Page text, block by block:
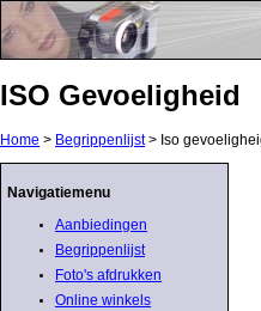
ISO Gevoeligheid
Home > Begrippenlijst> Iso
Navigatiemenu
Aanbiedingen
Begrippenlijst
Foto's afdrukken
Online winkels